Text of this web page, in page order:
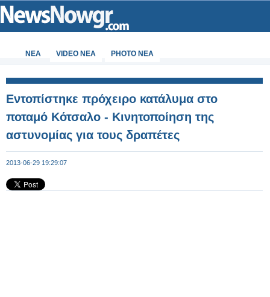
ΝΕΑ VIDEO NEA PHOTO NEA
Εντοπίστηκε πρόχειρο κατάλυμα στο
ποταμό Κότσαλο - Kινητοποίηση της
αστυνομίας για τους δραπέτες
2013-06-29 19:29:07